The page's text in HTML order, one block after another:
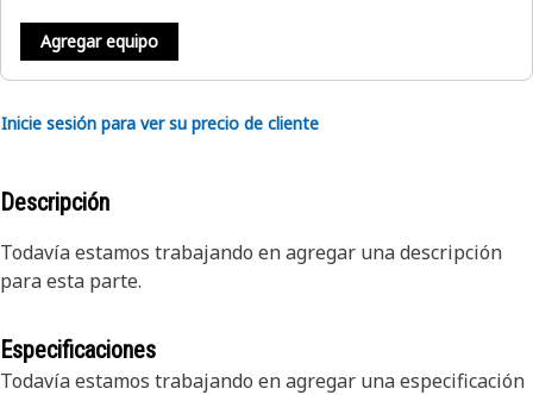
Agregar equipo
Inicie sesión para ver su precio de cliente
Descripción
Todavía estamos trabajando en agregar una descripción
para esta parte.
Especificaciones
Todavía estamos trabajando en agregar una especificación